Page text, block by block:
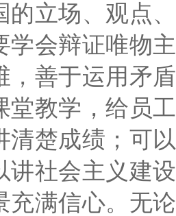
的立场、观点
学会辩证唯物
，善于运用矛
堂教学，给员
清楚成绩；可
讲社会主义建
充满信心。无